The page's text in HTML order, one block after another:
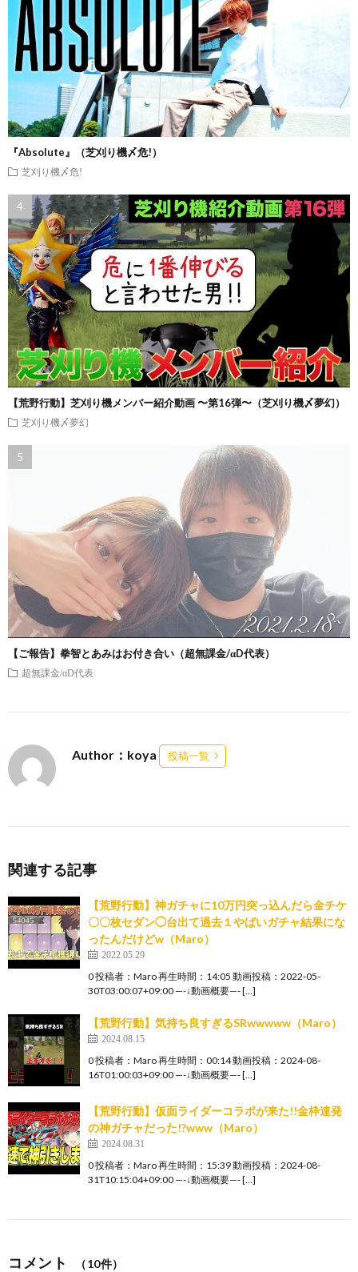
『Absolute』（芝刈り機〆危!）
芝刈り機〆危!
【荒野行動】芝刈り機メンバー紹介動画 〜第16弾〜（芝刈り機〆夢幻）
芝刈り機〆夢幻
【ご報告】拳智とあみはお付き合い（超無課金/αD代表）
超無課金/αD代表
Author：koya 投稿一覧
関連する記事
【荒野行動】神ガチャに10万円突っ込んだら金チケ
〇〇枚セダン◯台出て過去１やばいガチャ結果にな
ったんだけどw（Maro）
2022.05.29
0 投稿者：Maro 再生時間：14:05 動画投稿：2022-05-
30T03:00:07+09:00 —-↓動画概要—- […]
【荒野行動】気持ち良すぎるSRwwwww（Maro）
2024.08.15
0 投稿者：Maro 再生時間：00:14 動画投稿：2024-08-
16T01:00:03+09:00 —-↓動画概要—- […]
【荒野行動】仮面ライダーコラボが来た!!金枠連発
の神ガチャだった!?www（Maro）
2024.08.31
0 投稿者：Maro 再生時間：15:39 動画投稿：2024-08-
31T10:15:04+09:00 —-↓動画概要—- […]
コメント （10件）